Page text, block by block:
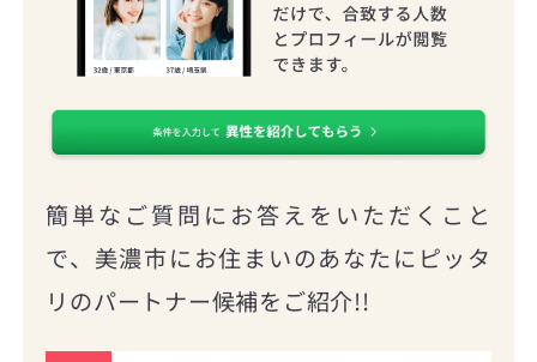
簡単なご質問にお答えをいただくこと
で、美濃市にお住まいのあなたにピッタ
リのパートナー候補をご紹介!!